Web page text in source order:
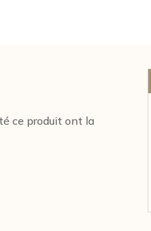
ce produit ont la